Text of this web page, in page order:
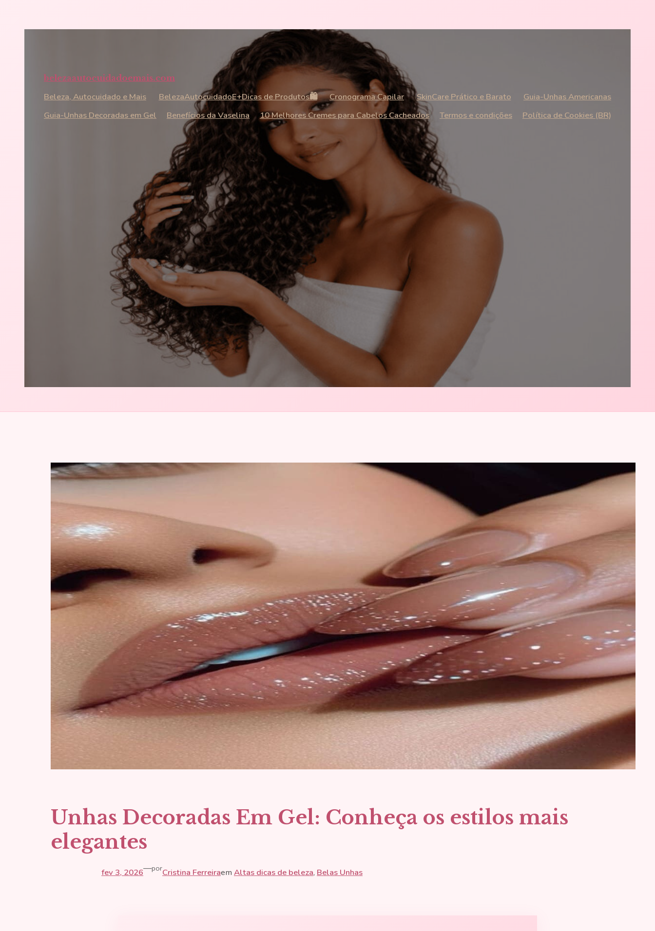
belezaautocuidadoemais.com
Beleza, Autocuidado e Mais BelezaAutocuidadoE+Dicas de Produtos🛍️ Cronograma Capilar SkinCare Prático e Barato
Guia-Unhas Americanas
Guia-Unhas Decoradas em Gel
Benefícios da Vaselina 10 Melhores Cremes para Cabelos Cacheados Termos e condições Política de Cookies (BR)
Unhas Decoradas Em Gel: Conheça os estilos mais
elegantes
fev 3, 2026—porCristina Ferreiraem Altas dicas de beleza, Belas Unhas